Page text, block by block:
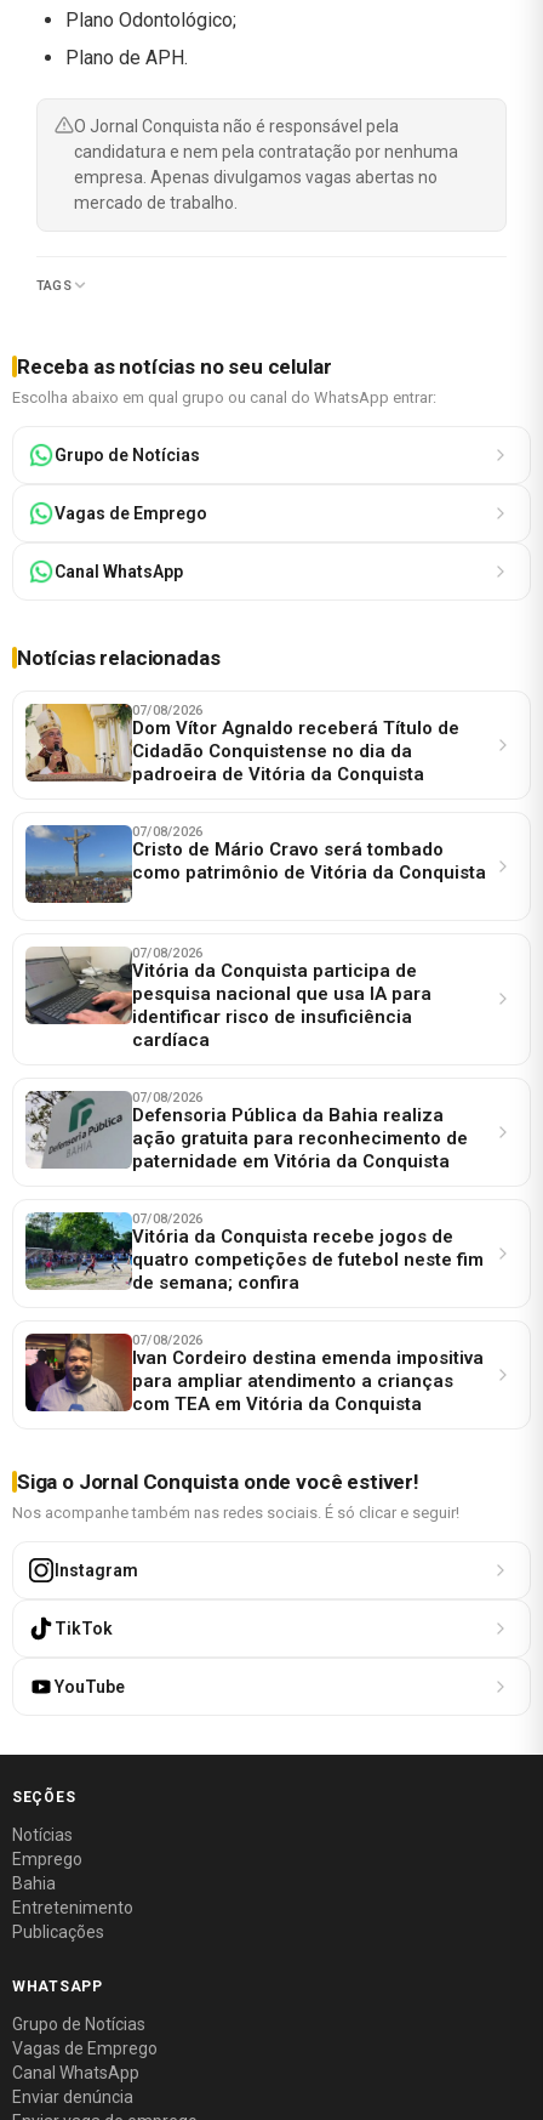
Plano Odontológico;
Plano de APH.
O Jornal Conquista não é responsável pela
candidatura e nem pela contratação por nenhuma
empresa. Apenas divulgamos vagas abertas no
mercado de trabalho.
TAGS
Receba as notícias no seu celular
Escolha abaixo em qual grupo ou canal do WhatsApp entrar:
Grupo de Notícias
Vagas de Emprego
Canal WhatsApp
Notícias relacionadas
07/08/2026
Dom Vítor Agnaldo receberá Título de
Cidadão Conquistense no dia da
padroeira de Vitória da Conquista
07/08/2026
Cristo de Mário Cravo será tombado
como patrimônio de Vitória da Conquista
07/08/2026
Vitória da Conquista participa de
pesquisa nacional que usa IA para
identificar risco de insuficiência
cardíaca
07/08/2026
Defensoria Pública da Bahia realiza
ação gratuita para reconhecimento de
paternidade em Vitória da Conquista
07/08/2026
Vitória da Conquista recebe jogos de
quatro competições de futebol neste fim
de semana; confira
07/08/2026
Ivan Cordeiro destina emenda impositiva
para ampliar atendimento a crianças
com TEA em Vitória da Conquista
Siga o Jornal Conquista onde você estiver!
Nos acompanhe também nas redes sociais. É só clicar e seguir!
Instagram
TikTok
YouTube
SEÇÕES
Notícias
Emprego
Bahia
Entretenimento
Publicações
WHATSAPP
Grupo de Notícias
Vagas de Emprego
Canal WhatsApp
Enviar denúncia